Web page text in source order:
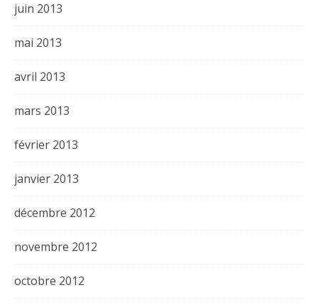
juin 2013
mai 2013
avril 2013
mars 2013
février 2013
janvier 2013
décembre 2012
novembre 2012
octobre 2012